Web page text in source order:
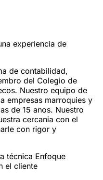
experiencia de
de contabilidad,
del Colegio de
Nuestro equipo de
empresas marroquies y
de 15 anos. Nuestro
cercania con el
con rigor y
técnica Enfoque
el cliente